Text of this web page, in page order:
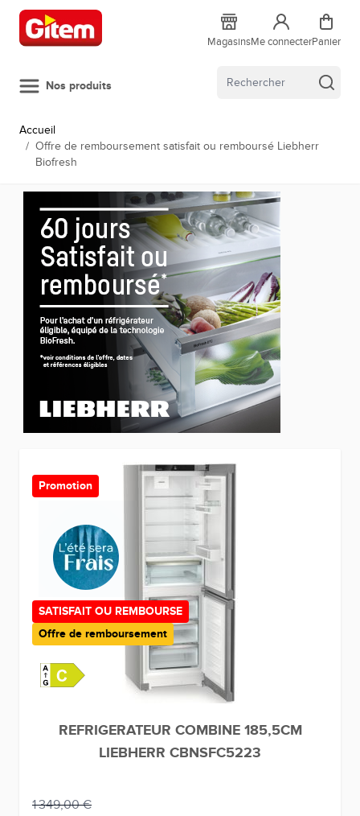
Allez au contenu
MagasinsMe connecterPanier
Nos produits
Accueil
/ Offre de remboursement satisfait ou remboursé Liebherr
Biofresh
Promotion
SATISFAIT OU REMBOURSE
Offre de remboursement
REFRIGERATEUR COMBINE 185,5CM
LIEBHERR CBNSFC5223
1 349,00 €